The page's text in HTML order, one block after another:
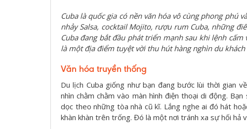
Cuba là quốc gia có nền văn hóa vô cùng phong phú
nhảy Salsa, cocktail Mojito, rượu rum Cuba, những
Cuba đang bắt đầu phát triển mạnh sau khi lệnh cấm
là một địa điểm tuyệt vời thu hút hàng nghìn du khách
Văn hóa truyền thống
Du lịch Cuba giống như bạn đang bước lùi thời gian
nhìn chằm chằm vào màn hình điện thoại di động.
dọc theo những tòa nhà cũ kĩ. Lắng nghe ai đó hát
khàn khàn trên trống. Đó là một nơi tránh xa sự hối hả